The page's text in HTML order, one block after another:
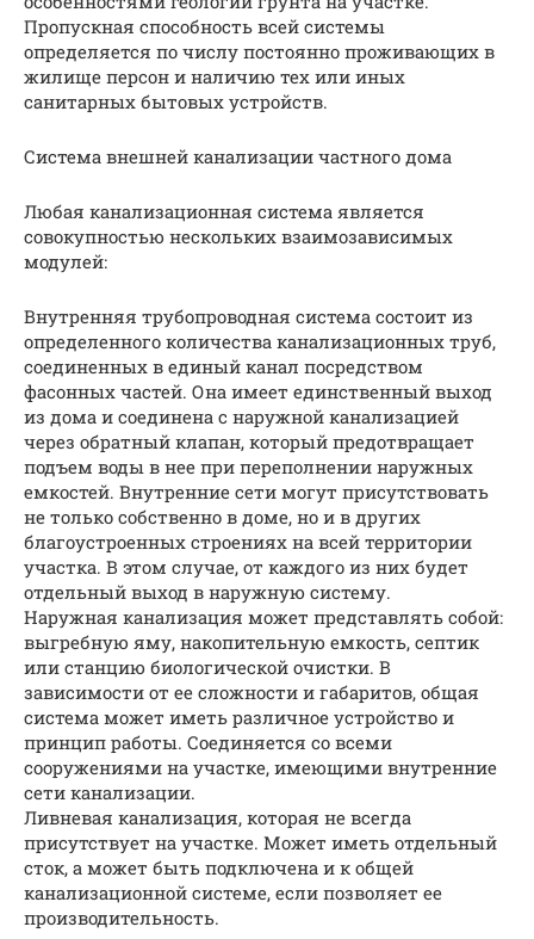
Пропускная способность всей системы
определяется по числу постоянно проживающих в
жилище персон и наличию тех или иных
санитарных бытовых устройств.
Система внешней канализации частного дома
Любая канализационная система является
совокупностью нескольких взаимозависимых
модулей:
Внутренняя трубопроводная система состоит из
определенного количества канализационных труб,
соединенных в единый канал посредством
фасонных частей. Она имеет единственный выход
из дома и соединена с наружной канализацией
через обратный клапан, который предотвращает
подъем воды в нее при переполнении наружных
емкостей. Внутренние сети могут присутствовать
не только собственно в доме, но и в других
благоустроенных строениях на всей территории
участка. В этом случае, от каждого из них будет
отдельный выход в наружную систему.
Наружная канализация может представлять собой:
выгребную яму, накопительную емкость, септик
или станцию биологической очистки. В
зависимости от ее сложности и габаритов, общая
система может иметь различное устройство и
принцип работы. Соединяется со всеми
сооружениями на участке, имеющими внутренние
сети канализации.
Ливневая канализация, которая не всегда
присутствует на участке. Может иметь отдельный
сток, а может быть подключена и к общей
канализационной системе, если позволяет ее
производительность.